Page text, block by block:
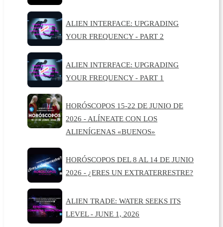
ALIEN INTERFACE: UPGRADING
YOUR FREQUENCY - PART 2
ALIEN INTERFACE: UPGRADING
YOUR FREQUENCY - PART 1
HORÓSCOPOS 15-22 DE JUNIO DE
2026 - ALÍNEATE CON LOS
ALIENÍGENAS «BUENOS»
HORÓSCOPOS DEL 8 AL 14 DE JUNIO
2026 - ¿ERES UN EXTRATERRESTRE?
ALIEN TRADE: WATER SEEKS ITS
LEVEL - JUNE 1, 2026